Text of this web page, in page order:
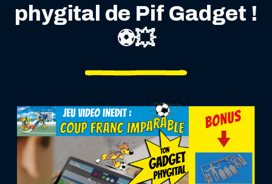
phygital de Pif Gadget !
⚽💥